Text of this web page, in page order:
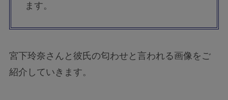
ます。
宮下玲奈さんと彼氏の匂わせと言われる画像をご
紹介していきます。